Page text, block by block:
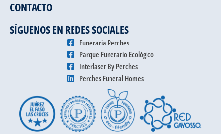
CONTACTO
SÍGUENOS EN REDES SOCIALES
Funeraria Perches
Parque Funerario Ecológico
Interlaser By Perches
Perches Funeral Homes